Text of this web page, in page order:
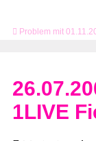
Problem mit
1LIVE